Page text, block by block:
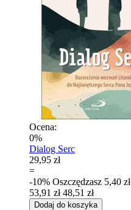
Ocena:
0%
Dialog Serc
29,95 zł
=
-10% Oszczędzasz 5,40 zł
53,91 zł 48,51 zł
Dodaj do koszyka